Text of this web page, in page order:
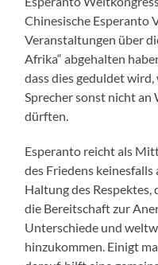
Chinesische Esperanto
Veranstaltungen über
Afrika“ abgehalten
dass dies geduldet
Sprecher sonst nicht
dürften.
Esperanto reicht als
des Friedens keinesfalls
Haltung des
die Bereitschaft zur
Unterschiede und
hinzukommen. Einigt